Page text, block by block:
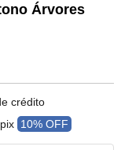
Árvores
crédito
10% OFF